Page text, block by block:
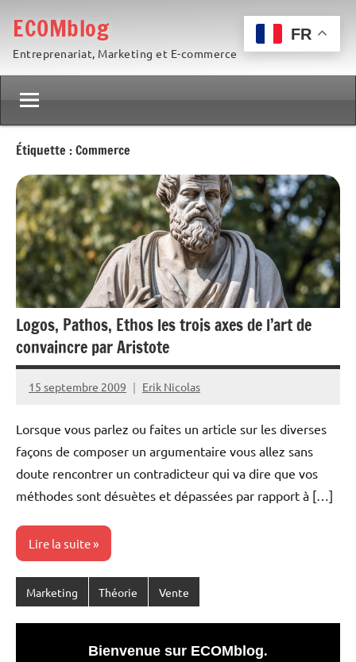
contenu
ECOMblog
Entreprenariat, Marketing et E-commerce
Étiquette :Commerce
Logos, Pathos, Ethos les trois axes de l’art de
convaincre par Aristote
15 septembre 2009 Erik Nicolas
Lorsque vous parlez ou faites un article sur les diverses
façons de composer un argumentaire vous allez sans
doute rencontrer un contradicteur qui va dire que vos
méthodes sont désuètes et dépassées par rapport à […]
Lire la suite
Marketing Théorie Vente
Bienvenue sur ECOMblog.
FR